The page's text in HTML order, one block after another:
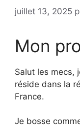
juillet 13, 2025
Mon
Salut les mecs,
réside dans la
France.
Je bosse